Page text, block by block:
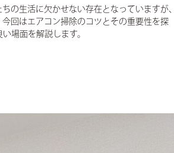
の生活に欠かせない存在となっていますが、
回はエアコン掃除のコツとその重要性を探
場面を解説します。